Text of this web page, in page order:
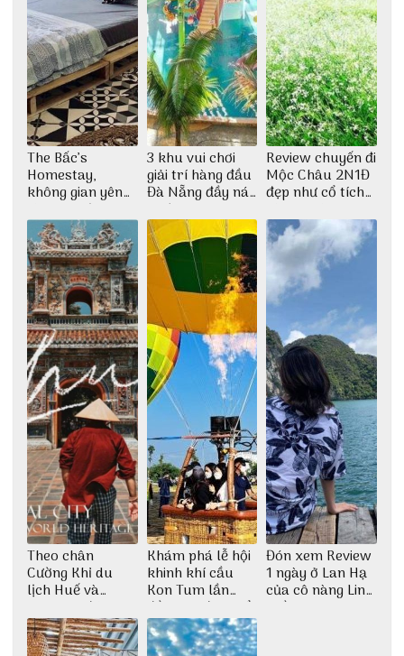
The Bấc’s
Homestay,
không gian yên
bình tại Hòn Sơn
3 khu vui chơi
giải trí hàng đầu
Đà Nẵng đầy náo
nhiệt
Review chuyến đi
Mộc Châu 2N1Đ
đẹp như cổ tích
Thu Hà
Theo chân
Cường Khỉ du
lịch Huế và
check-in đúng
những góc chụp
đẹp
Khám phá lễ hội
khinh khí cầu
Kon Tum lần
đầu tiên được tổ
chức
Đón xem Review
1 ngày ở Lan Hạ
của cô nàng Linh
Trần